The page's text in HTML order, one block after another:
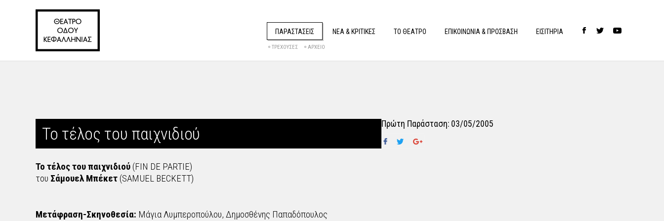
ΠΑΡΑΣΤΑΣΕΙΣ
ΤΡΕΧΟΥΣΕΣ ΑΡΧΕΙΟ
ΝΕΑ & ΚΡΙΤΙΚΕΣ ΤΟ ΘΕΑΤΡΟ ΕΠΙΚΟΙΝΩΝΙΑ & ΠΡΟΣΒΑΣΗ ΕΙΣΙΤΗΡΙΑ
Το τέλος του παιχνιδιού Πρώτη Παράσταση: 03/05/2005
Το τέλος του παιχνιδιού (FIN DE PARTIE)
του Σάμουελ Μπέκετ (SAMUEL BECKETT)
Μετάφραση-Σκηνοθεσία: Μάγια Λυμπεροπούλου, Δημοσθένης Παπαδόπουλος